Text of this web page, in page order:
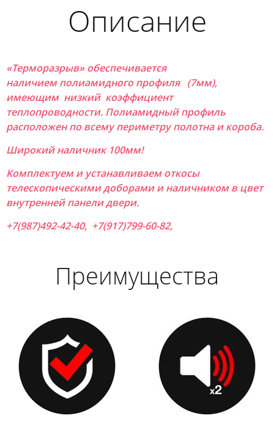
Описание
«Терморазрыв» обеспечивается
наличием полиамидного профиля (7мм),
имеющим низкий коэффициент
теплопроводности. Полиамидный профиль
расположен по всему периметру полотна и короба.
Широкий наличник 100мм!
Комплектуем и устанавливаем откосы
телескопическими доборами и наличником в цвет
внутренней панели двери.
+7(987)492-42-40, +7(917)799-60-82,
Преимущества